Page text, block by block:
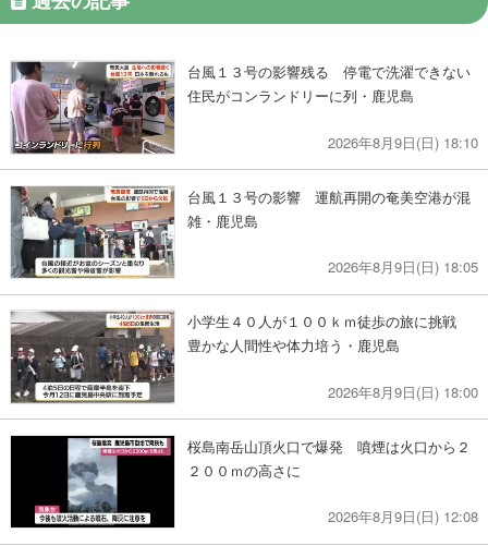
台風１３号の影響残る 停電で洗濯できない
住民がコンランドリーに列・鹿児島
2026年8月9日(日) 18:10
台風１３号の影響 運航再開の奄美空港が混
雑・鹿児島
2026年8月9日(日) 18:05
小学生４０人が１００ｋｍ徒歩の旅に挑戦
豊かな人間性や体力培う・鹿児島
2026年8月9日(日) 18:00
桜島南岳山頂火口で爆発 噴煙は火口から２
２００ｍの高さに
2026年8月9日(日) 12:08